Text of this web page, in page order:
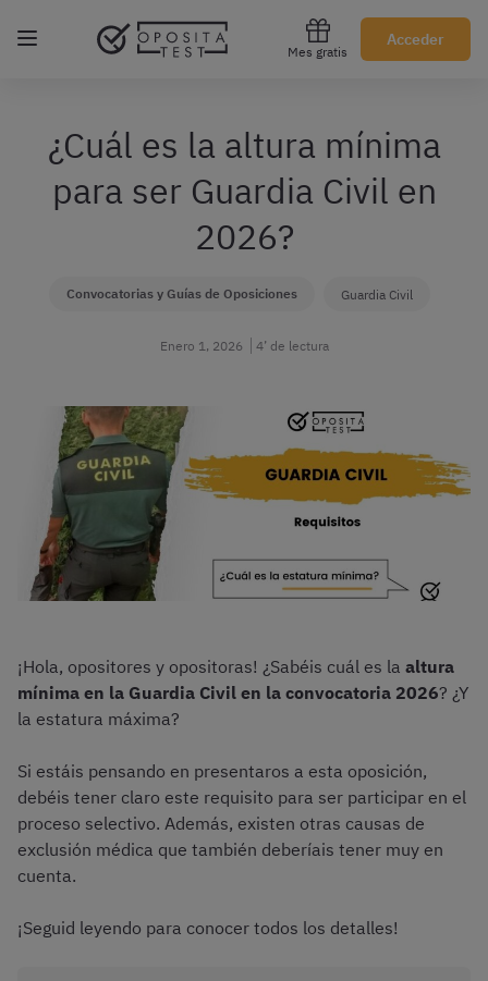
Mes gratis
Acceder
Regístrate gratis
¿Cuál es la altura mínima
para ser Guardia Civil en
2026?
Convocatorias y Guías de Oposiciones Guardia Civil
Enero 1, 2026 4’ de lectura
¡Hola, opositores y opositoras! ¿Sabéis cuál es la altura
mínima en la Guardia Civil en la convocatoria 2026? ¿Y
la estatura máxima?
Si estáis pensando en presentaros a esta oposición,
debéis tener claro este requisito para ser participar en el
proceso selectivo. Además, existen otras causas de
exclusión médica que también deberíais tener muy en
cuenta.
¡Seguid leyendo para conocer todos los detalles!